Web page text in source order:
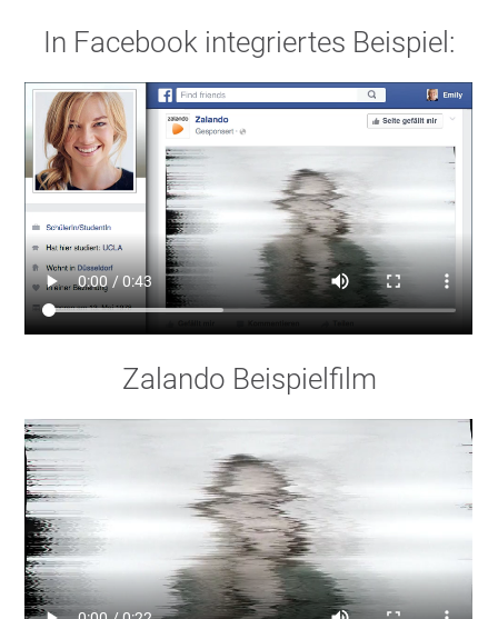
In Facebook integriertes Beispiel:
Zalando Beispielfilm